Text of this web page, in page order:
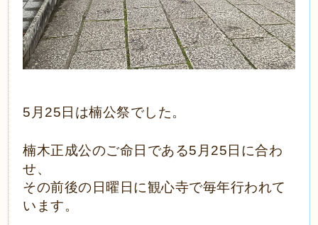
5月25日は楠公祭でした。
楠木正成公のご命日である5月25日に合わ
せ、
その前後の日曜日に観心寺で毎年行われて
います。